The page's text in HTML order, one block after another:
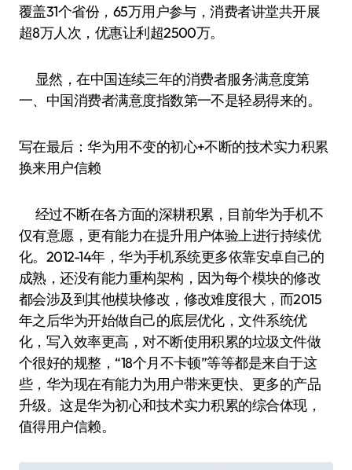
覆盖31个省份，65万用户参与，消费者讲堂共开展
超8万人次，优惠让利超2500万。
显然，在中国连续三年的消费者服务满意度第
一、中国消费者满意度指数第一不是轻易得来的。
写在最后：华为用不变的初心+不断的技术实力积累
换来用户信赖
经过不断在各方面的深耕积累，目前华为手机不
仅有意愿，更有能力在提升用户体验上进行持续优
化。2012-14年，华为手机系统更多依靠安卓自己的
成熟，还没有能力重构架构，因为每个模块的修改
都会涉及到其他模块修改，修改难度很大，而2015
年之后华为开始做自己的底层优化，文件系统优
化，写入效率更高，对不断使用积累的垃圾文件做
个很好的规整，“18个月不卡顿”等等都是来自于这
些，华为现在有能力为用户带来更快、更多的产品
升级。这是华为初心和技术实力积累的综合体现，
值得用户信赖。